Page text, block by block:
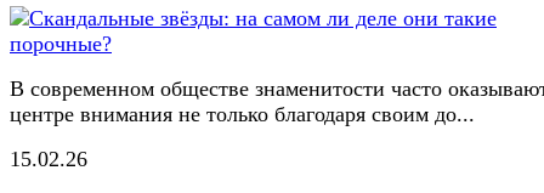
В современном обществе знаменитости часто
центре внимания не только благодаря своим до...
15.02.26